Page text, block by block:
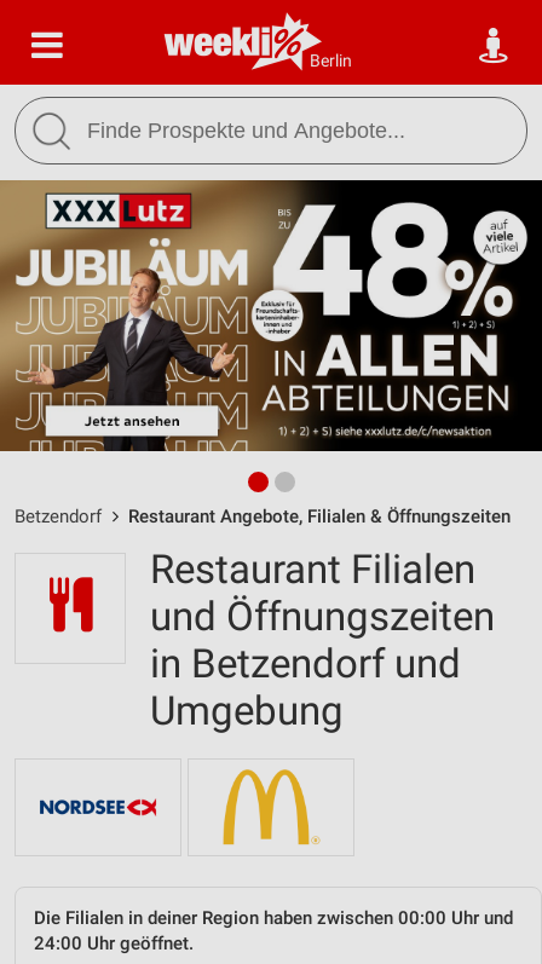
Berlin
Betzendorf Restaurant Angebote, Filialen & Öffnungszeiten
Restaurant Filialen
und Öffnungszeiten
in Betzendorf und
Umgebung
Die Filialen in deiner Region haben zwischen 00:00 Uhr und
24:00 Uhr geöffnet.